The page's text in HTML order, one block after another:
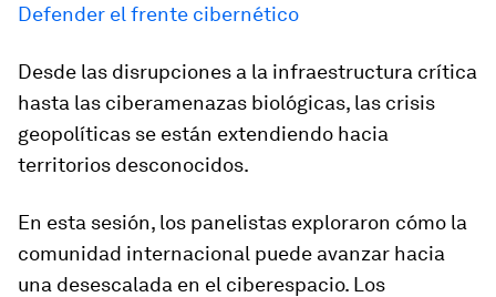
Defender el frente cibernético
Desde las disrupciones a la infraestructura crítica
hasta las ciberamenazas biológicas, las crisis
geopolíticas se están extendiendo hacia
territorios desconocidos.
En esta sesión, los panelistas exploraron cómo la
comunidad internacional puede avanzar hacia
una desescalada en el ciberespacio. Los